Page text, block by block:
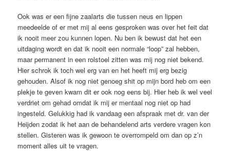
Ook was er een fijne zaalarts die tussen neus en lippen
meedeelde of er met mij al eens gesproken was over het feit dat
ik nooit meer zou kunnen lopen. Nu ben ik bewust dat het een
uitdaging wordt en dat ik nooit een normale “loop” zal hebben,
maar permanent in een rolstoel zitten was mij nog niet bekend.
Hier schrok ik toch wel erg van en het heeft mij erg bezig
gehouden. Alsof ik nog niet genoeg shit op mijn bord heb om een
plekje te geven kwam dit er ook nog eens bij. Hier heb ik wel veel
verdriet om gehad omdat ik mij er mentaal nog niet op had
ingesteld. Gelukkig had ik vandaag een afspraak met dr. van der
Heijden zodat ik het aan de behandelend arts verdere vragen kon
stellen. Gisteren was ik gewoon te overrompeld om dan op z’n
moment alles uit te vragen.